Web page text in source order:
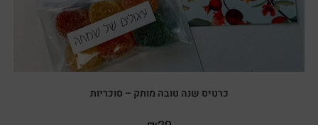
כרטיס שנה טובה מותק – סוכריות